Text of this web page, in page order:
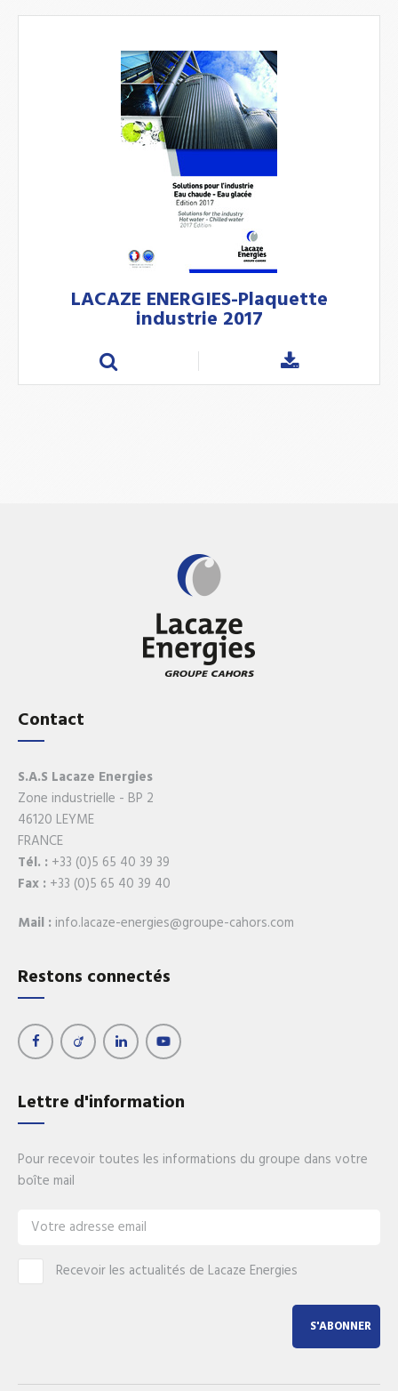
LACAZE ENERGIES-Plaquette
industrie 2017
Contact
S.A.S Lacaze Energies
Zone industrielle - BP 2
46120 LEYME
FRANCE
Tél. :+33 (0)5 65 40 39 39
Fax :+33 (0)5 65 40 39 40
Mail : info.lacaze-energies@groupe-cahors.com
Restons connectés
Lettre d'information
Pour recevoir toutes les informations du groupe dans votre
boîte mail
Recevoir les actualités de Lacaze Energies
S'ABONNER